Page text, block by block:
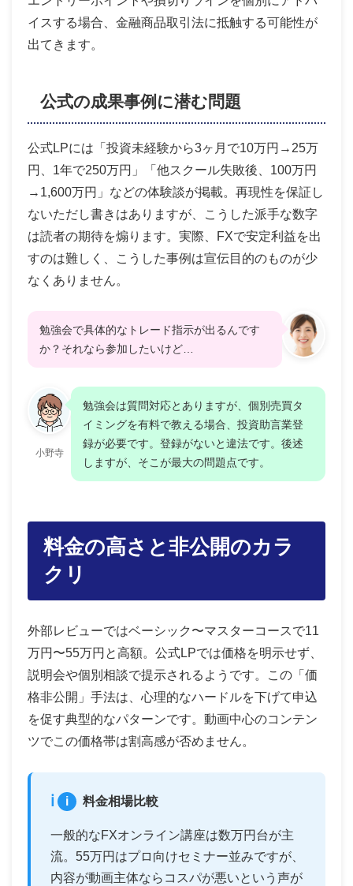
イスする場合、金融商品取引法に抵触する可能性が
出てきます。
公式の成果事例に潜む問題
公式LPには「投資未経験から3ヶ月で10万円→25万
円、1年で250万円」「他スクール失敗後、100万円
→1,600万円」などの体験談が掲載。再現性を保証し
ないただし書きはありますが、こうした派手な数字
は読者の期待を煽ります。実際、FXで安定利益を出
すのは難しく、こうした事例は宣伝目的のものが少
なくありません。
勉強会で具体的なトレード指示が出るんです
か？それなら参加したいけど…
小野寺
勉強会は質問対応とありますが、個別売買タ
イミングを有料で教える場合、投資助言業登
録が必要です。登録がないと違法です。後述
しますが、そこが最大の問題点です。
料金の高さと非公開のカラ
クリ
外部レビューではベーシック〜マスターコースで11
万円〜55万円と高額。公式LPでは価格を明示せず、
説明会や個別相談で提示されるようです。この「価
格非公開」手法は、心理的なハードルを下げて申込
を促す典型的なパターンです。動画中心のコンテン
ツでこの価格帯は割高感が否めません。
i 料金相場比較
一般的なFXオンライン講座は数万円台が主
流。55万円はプロ向けセミナー並みですが、
内容が動画主体ならコスパが悪いという声が